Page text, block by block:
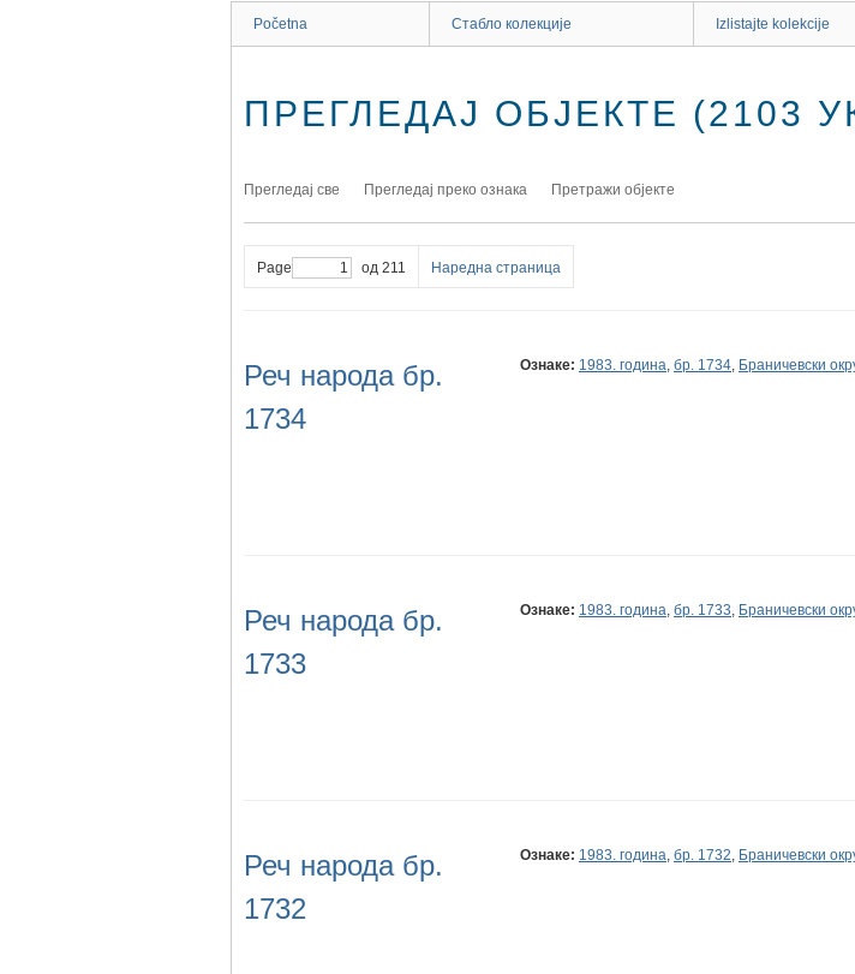
Početna Стабло колекције Izlistajte kolekcije
ПРЕГЛЕДАЈ ОБЈЕКТЕ (2103
Прегледај све Прегледај преко ознака Претражи објекте
Page од 211 Наредна страница
Реч народа бр.
1734
Ознаке: 1983. година, бр. 1734, Браничевски
Реч народа бр.
1733
Ознаке: 1983. година, бр. 1733, Браничевски
Реч народа бр.
1732
Ознаке: 1983. година, бр. 1732, Браничевски